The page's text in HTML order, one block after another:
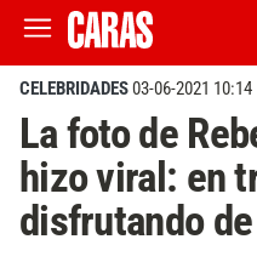
CELEBRIDADES03-06-2021 10:14
La foto de
hizo viral: en
disfrutando